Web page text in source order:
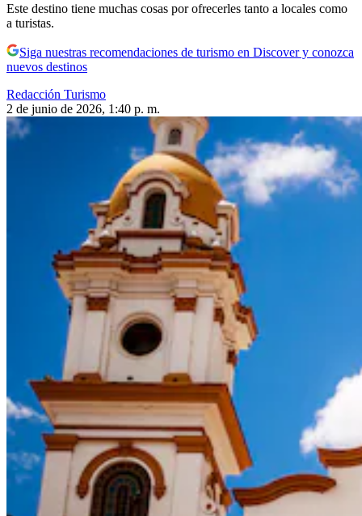
Este destino tiene muchas cosas por ofrecerles tanto a locales como
a turistas.
Siga nuestras recomendaciones de turismo en Discover y conozca
nuevos destinos
Redacción Turismo
2 de junio de 2026, 1:40 p. m.